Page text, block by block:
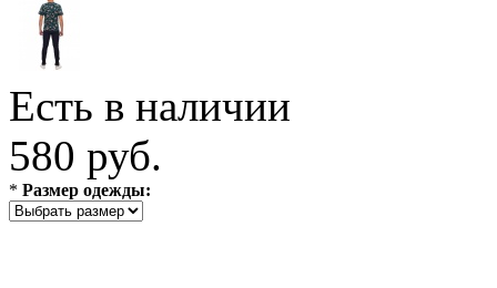
Есть в наличии
580 руб.
* Размер одежды: